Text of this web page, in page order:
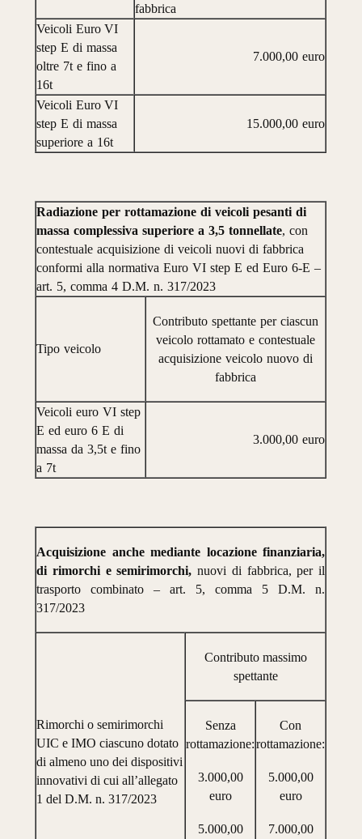
fabbrica
Veicoli Euro VI
step E di massa
oltre 7t e fino a
16t
7.000,00 euro
Veicoli Euro VI
step E di massa
superiore a 16t
15.000,00 euro
Radiazione per rottamazione di veicoli pesanti di
massa complessiva superiore a 3,5 tonnellate, con
contestuale acquisizione di veicoli nuovi di fabbrica
conformi alla normativa Euro VI step E ed Euro 6-E –
art. 5, comma 4 D.M. n. 317/2023
Tipo veicolo
Contributo spettante per ciascun
veicolo rottamato e contestuale
acquisizione veicolo nuovo di
fabbrica
Veicoli euro VI step
E ed euro 6 E di
massa da 3,5t e fino
a 7t
3.000,00 euro
Acquisizione anche mediante locazione finanziaria,
di rimorchi e semirimorchi, nuovi di fabbrica, per il
trasporto
combinato – art. 5, comma 5 D.M.
n.
317/2023
Rimorchi o semirimorchi
UIC e IMO ciascuno dotato
di almeno uno dei dispositivi
innovativi di cui all’allegato
1 del D.M. n. 317/2023
Contributo massimo
spettante
Senza
rottamazione:
3.000,00
euro
5.000,00
Con
rottamazione:
5.000,00
euro
7.000,00